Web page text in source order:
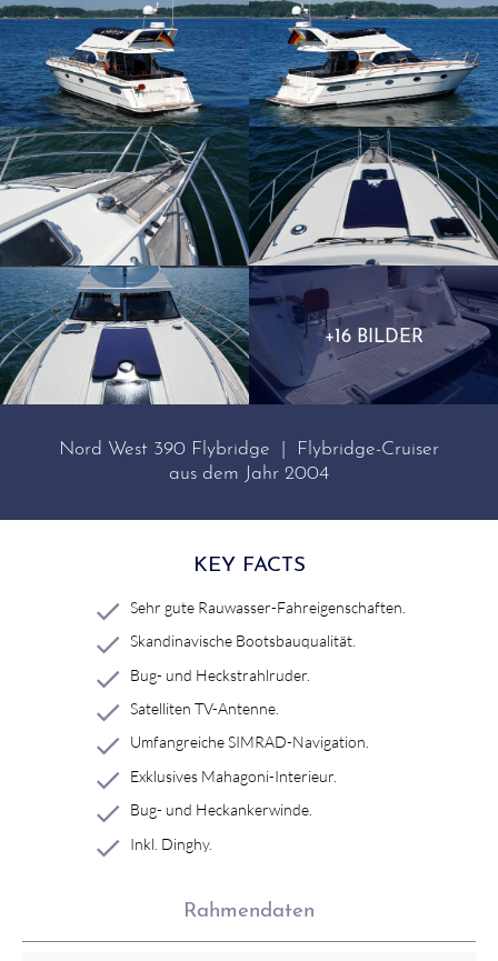
+16 BILDER
Nord West 390 Flybridge | Flybridge-Cruiser
aus dem Jahr 2004
KEY FACTS
Sehr gute Rauwasser-Fahreigenschaften.
Skandinavische Bootsbauqualität.
Bug- und Heckstrahlruder.
Satelliten TV-Antenne.
Umfangreiche SIMRAD-Navigation.
Exklusives Mahagoni-Interieur.
Bug- und Heckankerwinde.
Inkl. Dinghy.
Rahmendaten